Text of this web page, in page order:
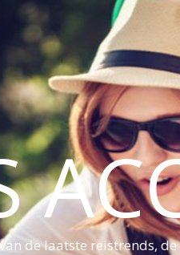
de laatste reistrends,